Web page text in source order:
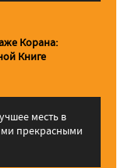
Корана:
Книге
месть в
прекрасными